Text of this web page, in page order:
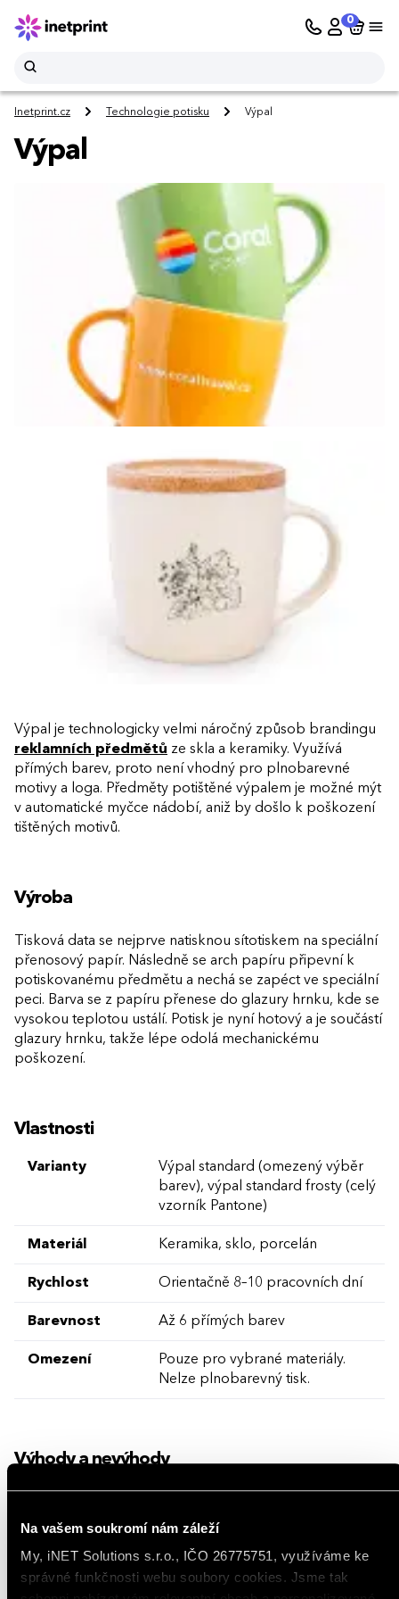
Na vašem soukromí nám záleží
My, iNET Solutions s.r.o., IČO 26775751, využíváme ke
správné funkčnosti webu soubory cookies. Jsme tak
0
Inetprint.cz Technologie potisku Výpal
Výpal
Výpal je technologicky velmi náročný způsob brandingu
reklamních předmětů ze skla a keramiky. Využívá
přímých barev, proto není vhodný pro plnobarevné
motivy a loga. Předměty potištěné výpalem je možné mýt
v automatické myčce nádobí, aniž by došlo k poškození
tištěných motivů.
Výroba
Tisková data se nejprve natisknou sítotiskem na speciální
přenosový papír. Následně se arch papíru připevní k
potiskovanému předmětu a nechá se zapéct ve speciální
peci. Barva se z papíru přenese do glazury hrnku, kde se
vysokou teplotou ustálí. Potisk je nyní hotový a je součástí
glazury hrnku, takže lépe odolá mechanickému
poškození.
Vlastnosti
Varianty
Výpal standard (omezený výběr
barev), výpal standard frosty (celý
vzorník Pantone)
Materiál Keramika, sklo, porcelán
Rychlost Orientačně 8–10 pracovních dní
Barevnost Až 6 přímých barev
Omezení
Pouze pro vybrané materiály.
Nelze plnobarevný tisk.
Výhody a nevýhody
Potisk odolá i myčce nádobí